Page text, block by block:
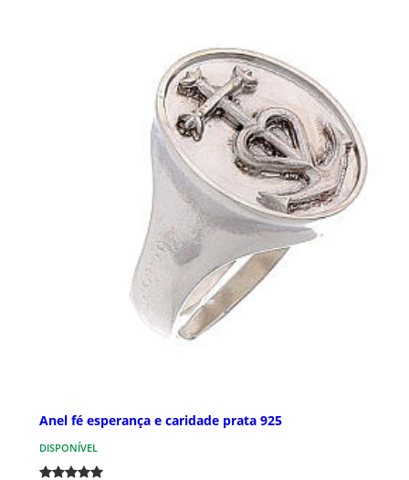
Anel fé esperança e caridade prata 925
DISPONÍVEL